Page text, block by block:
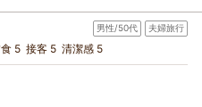
な牧場の敷地の奥に位置して
然の環境をおたのしみいただ
ただけるよう、スタッフ一同
)
特製パスタと初夏の和洋ビュッフェ
男性/50代 夫婦旅行
5 接客 5 清潔感 5